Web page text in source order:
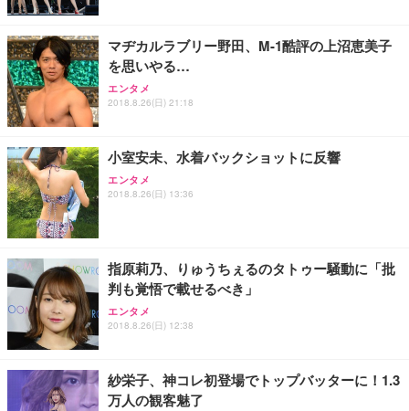
ョン PCチェア 通気性メッシュ ゲーミング/勉強/事
務用 おしゃれ パソコンチェア (ホワイト)
ANDWINT オフィスチェア デスクチェア 肘なし メ
ッシュ 通気性 ランバーサポート付き 腰サポート ガ
ス圧無段階昇降 360度回転 キャスター付き コンパク
【MiniLED/24.5inch/280Hz/FHD】GRAPHT THE S
HOOTER Gaming Monitor 24” Essential ゲーミン
グモニター QD 24.5インチ 1ms FHD 量子ドット 残
アイリスオーヤマ ペットシーツ 超厚型 お徳用 レギ
ュラー 200枚入【Amazon.co.jp限定】
マヂカルラブリー野田、M-1酷評の上沼恵美子
を思いやる…
エンタメ
2018.8.26(日) 21:18
小室安未、水着バックショットに反響
エンタメ
2018.8.26(日) 13:36
指原莉乃、りゅうちぇるのタトゥー騒動に「批
判も覚悟で載せるべき」
エンタメ
2018.8.26(日) 12:38
紗栄子、神コレ初登場でトップバッターに！1.3
万人の観客魅了